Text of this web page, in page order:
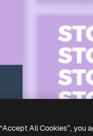
All Cookies”, you